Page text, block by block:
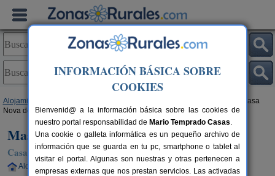
Alojamientos
> Masia La Casa
Nova de n´Illa
Masia La Casa Nova de n´Illa
Casa Rural en Fogars de Montclus (Barcelona)
Alquiler completo 73 km de Barcelona
INFORMACIÓN BÁSICA SOBRE
COOKIES
Bienvenid@ a la información básica sobre las cookies de
nuestro portal responsabilidad de Mario Temprado Casas.
Una cookie o galleta informática es un pequeño archivo de
información que se guarda en tu pc, smartphone o tablet al
visitar el portal. Algunas son nuestras y otras pertenecen a
empresas externas que nos prestan servicios. Las activadas